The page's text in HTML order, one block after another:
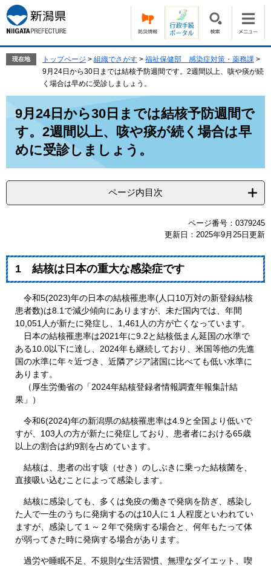
ー
ジ
の
す。
ニ
ュ
ー
し
現在地 トップページ > 組織でさがす > 福祉保健部 感染症対策・薬務課 >
9月24日から30日までは結核予防週間です。2週間以上、咳や痰が続
く場合は早めに受診しましょう。
9月24日から30日までは結核予防週間で
す。2週間以上、咳や痰が続く場合は早
めに受診しましょう。
ページ内目次
ページ番号：0379245
更新日：2025年9月25日更新
1 結核は日本の重大な感染症です
令和5(2023)年の日本の結核罹患率(人口10万対の新登録結核
患者数)は8.1で減少傾向にありますが、未だ国内では、年間
10,051人が新たに発症し、1,461人の方が亡くなっています。
日本の結核罹患率は2021年に9.2と結核低まん延国の水準で
ある10.0以下に達し、2024年も継続しており、米国等他の先進
国の水準に年々近づき、近隣アジア諸国に比べても低い水準に
あります。
（厚生労働省の「2024年結核登録者情報調査年報集計結
果」）
令和6(2024)年の新潟県の結核罹患率は4.9と全国より低いで
すが、103人の方が新たに発症しており、患者者における65歳
以上の割合は約9割を占めています。
結核は、患者の出す咳（せき）のしぶきに乗った結核菌を、
直接吸い込むことによって感染します。
結核に感染しても、多くは免疫の働きで発病を防ぎ、感染し
た人で一生のうちに発病するのは10人に１人程度といわれてい
ますが、感染して１～２年で発病する場合と、何年もたって体
が弱ってきた時に発病する場合があります。
過労や睡眠不足、不規則な生活習慣、無理なダイエット、喫